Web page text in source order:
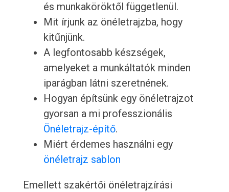
és munkaköröktől függetlenül.
Mit írjunk az önéletrajzba, hogy
kitűnjünk.
A legfontosabb készségek,
amelyeket a munkáltatók minden
iparágban látni szeretnének.
Hogyan építsünk egy önéletrajzot
gyorsan a mi professzionális
Önéletrajz-építő.
Miért érdemes használni egy
önéletrajz sablon
Emellett szakértői önéletrajzírási